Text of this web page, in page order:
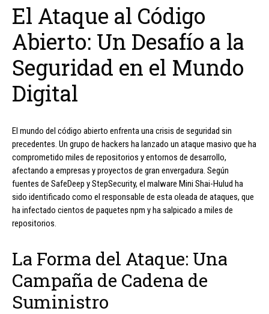
El Ataque al Código
Abierto: Un Desafío a la
Seguridad en el Mundo
Digital
El mundo del código abierto enfrenta una crisis de seguridad sin
precedentes. Un grupo de hackers ha lanzado un ataque masivo que ha
comprometido miles de repositorios y entornos de desarrollo,
afectando a empresas y proyectos de gran envergadura. Según
fuentes de SafeDeep y StepSecurity, el malware Mini Shai-Hulud ha
sido identificado como el responsable de esta oleada de ataques, que
ha infectado cientos de paquetes npm y ha salpicado a miles de
repositorios.
La Forma del Ataque: Una
Campaña de Cadena de
Suministro